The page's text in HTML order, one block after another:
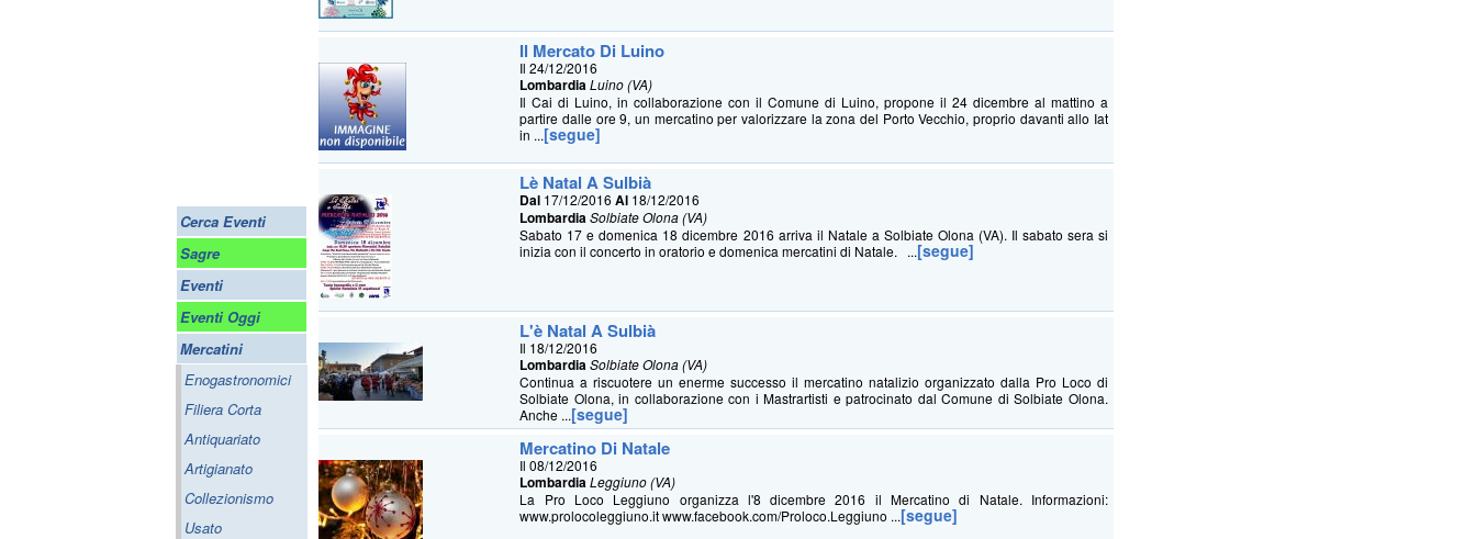
Cerca Eventi
Sagre
Eventi
Eventi Oggi
Mercatini
Enogastronomici
Filiera Corta
Antiquariato
Artigianato
Collezionismo
Usato
Il Mercato Di Luino
Il 24/12/2016
LombardiaLuino (VA)
Il Cai di Luino, in collaborazione con il Comune di Luino, propone il 24 dicembre al mattino a
partire dalle ore 9, un mercatino per valorizzare la zona del Porto Vecchio, proprio davanti allo Iat
in ...[segue]
Lè Natal A Sulbià
Dal 17/12/2016Al 18/12/2016
LombardiaSolbiate Olona (VA)
Sabato 17 e domenica 18 dicembre 2016 arriva il Natale a Solbiate Olona (VA). Il sabato sera si
inizia con il concerto in oratorio e domenica mercatini di Natale. ...[segue]
L'è Natal A Sulbià
Il 18/12/2016
LombardiaSolbiate Olona (VA)
Continua a riscuotere un enerme successo il mercatino natalizio organizzato dalla Pro Loco di
Solbiate Olona, in collaborazione con i Mastrartisti e patrocinato dal Comune di Solbiate Olona.
Anche ...[segue]
Mercatino Di Natale
Il 08/12/2016
LombardiaLeggiuno (VA)
La Pro Loco Leggiuno organizza l'8 dicembre 2016 il Mercatino di Natale. Informazioni:
www.prolocoleggiuno.it www.facebook.com/Proloco.Leggiuno ...[segue]